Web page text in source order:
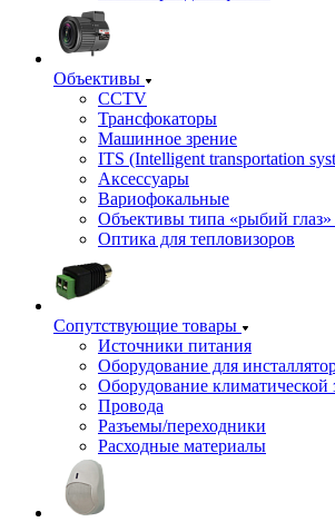
Объективы
CCTV
Трансфокаторы
Машинное зрение
ITS (Intelligent transportation
Аксессуары
Вариофокальные
Объективы типа «рыбий глаз»
Оптика для тепловизоров
Сопутствующие товары
Источники питания
Оборудование для
Оборудование
Провода
Разъемы/переходники
Расходные материалы